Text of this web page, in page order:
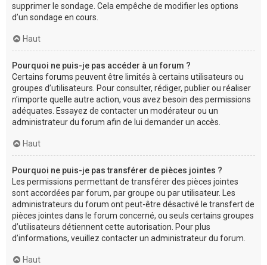
supprimer le sondage. Cela empêche de modifier les options
d’un sondage en cours.
Haut
Pourquoi ne puis-je pas accéder à un forum ?
Certains forums peuvent être limités à certains utilisateurs ou
groupes d’utilisateurs. Pour consulter, rédiger, publier ou réaliser
n’importe quelle autre action, vous avez besoin des permissions
adéquates. Essayez de contacter un modérateur ou un
administrateur du forum afin de lui demander un accès.
Haut
Pourquoi ne puis-je pas transférer de pièces jointes ?
Les permissions permettant de transférer des pièces jointes
sont accordées par forum, par groupe ou par utilisateur. Les
administrateurs du forum ont peut-être désactivé le transfert de
pièces jointes dans le forum concerné, ou seuls certains groupes
d’utilisateurs détiennent cette autorisation. Pour plus
d’informations, veuillez contacter un administrateur du forum.
Haut